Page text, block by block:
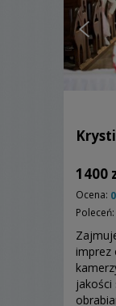
1400
Ocena:
imprez
jakości